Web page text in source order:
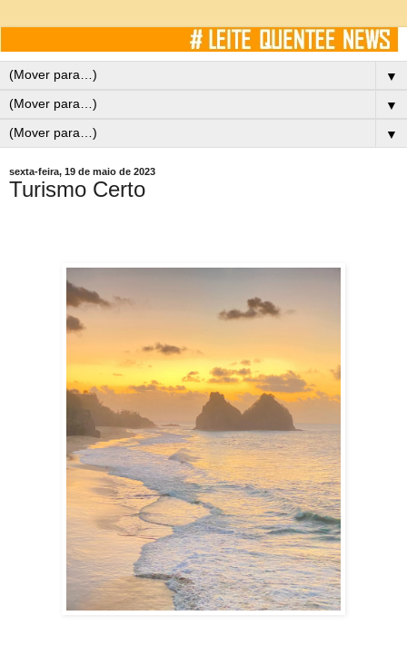
▼
▼
▼
sexta-feira, 19 de maio de 2023
Turismo Certo